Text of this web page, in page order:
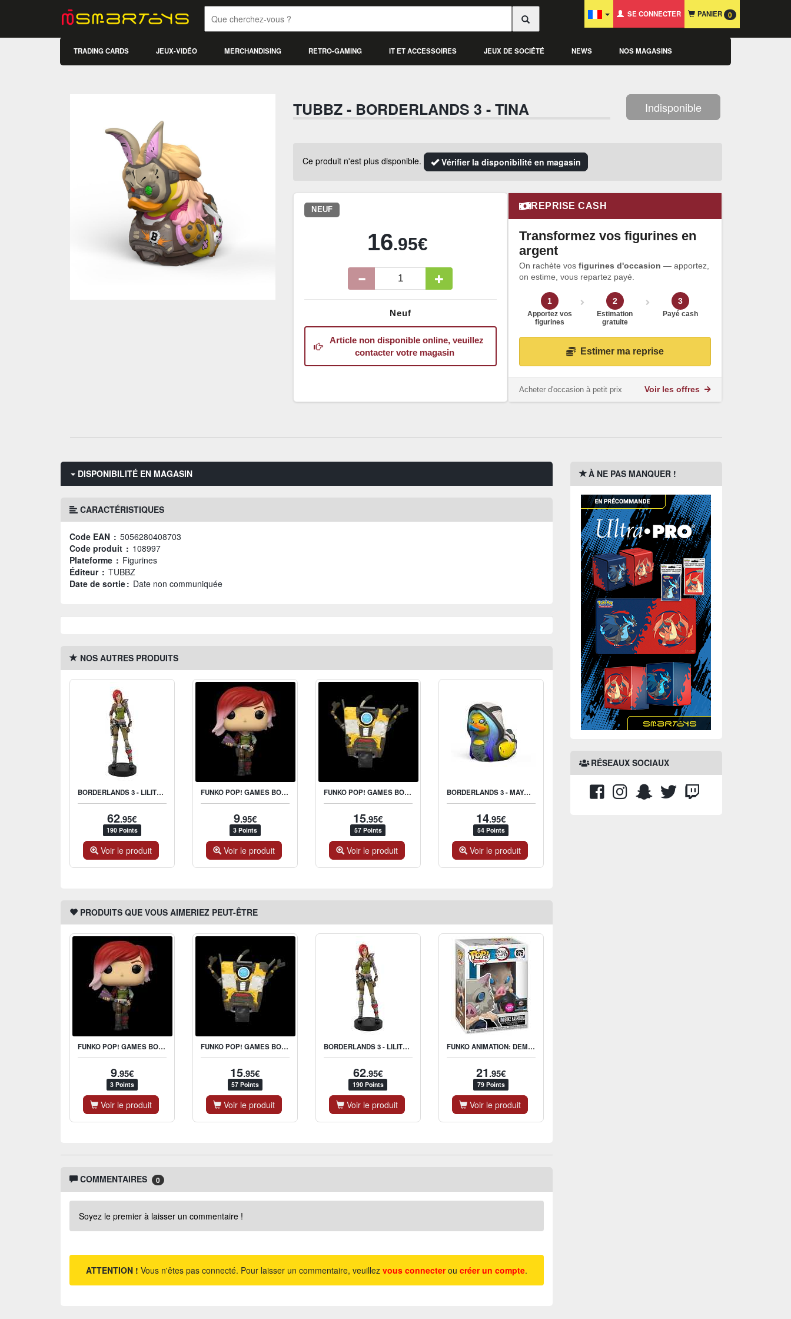
SE CONNECTER PANIER 0
TRADING CARDS JEUX-VIDÉO MERCHANDISING RETRO-GAMING IT ET ACCESSOIRES JEUX DE SOCIÉTÉ NEWS NOS MAGASINS
TUBBZ - BORDERLANDS 3 - TINA Indisponible
Ce produit n'est plus disponible. Vérifier la disponibilité en magasin
NEUF
16.95€
Neuf
Article non disponible online, veuillez
contacter votre magasin
REPRISE CASH
Transformez vos figurines en
argent
On rachète vos figurines d'occasion — apportez,
on estime, vous repartez payé.
1
Apportez vos
figurines
2
Estimation
gratuite
3
Payé cash
Estimer ma reprise
Acheter d'occasion à petit prix Voir les offres
DISPONIBILITÉ EN MAGASIN
CARACTÉRISTIQUES
Code EAN : 5056280408703
Code produit : 108997
Plateforme : Figurines
Éditeur : TUBBZ
Date de sortie : Date non communiquée
NOS AUTRES PRODUITS
BORDERLANDS 3 - LILITH FIGURE 22CM
62.95€
190 Points
Voir le produit
FUNKO POP! GAMES BORDERLANDS 3 LILITH THE SIREN
9.95€
3 Points
Voir le produit
FUNKO POP! GAMES BORDERLANDS 3 CLAPTRAP
15.95€
57 Points
Voir le produit
BORDERLANDS 3 - MAYA TUBBZ
14.95€
54 Points
Voir le produit
PRODUITS QUE VOUS AIMERIEZ PEUT-ÊTRE
FUNKO POP! GAMES BORDERLANDS 3 LILITH THE SIREN
9.95€
3 Points
Voir le produit
FUNKO POP! GAMES BORDERLANDS 3 CLAPTRAP
15.95€
57 Points
Voir le produit
BORDERLANDS 3 - LILITH FIGURE 22CM
62.95€
190 Points
Voir le produit
FUNKO ANIMATION: DEMON SLAYER - INOSUKE (FLOCKED) - US EXCLUSIVE
21.95€
79 Points
Voir le produit
COMMENTAIRES 0
Soyez le premier à laisser un commentaire !
ATTENTION ! Vous n'êtes pas connecté. Pour laisser un commentaire, veuillez vous connecterou créer un compte.
À NE PAS MANQUER !
RÉSEAUX SOCIAUX